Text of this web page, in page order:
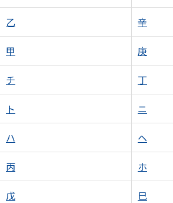
乙 辛
甲 庚
チ 丁
ト ニ
ハ ヘ
丙 ホ
戊 巳